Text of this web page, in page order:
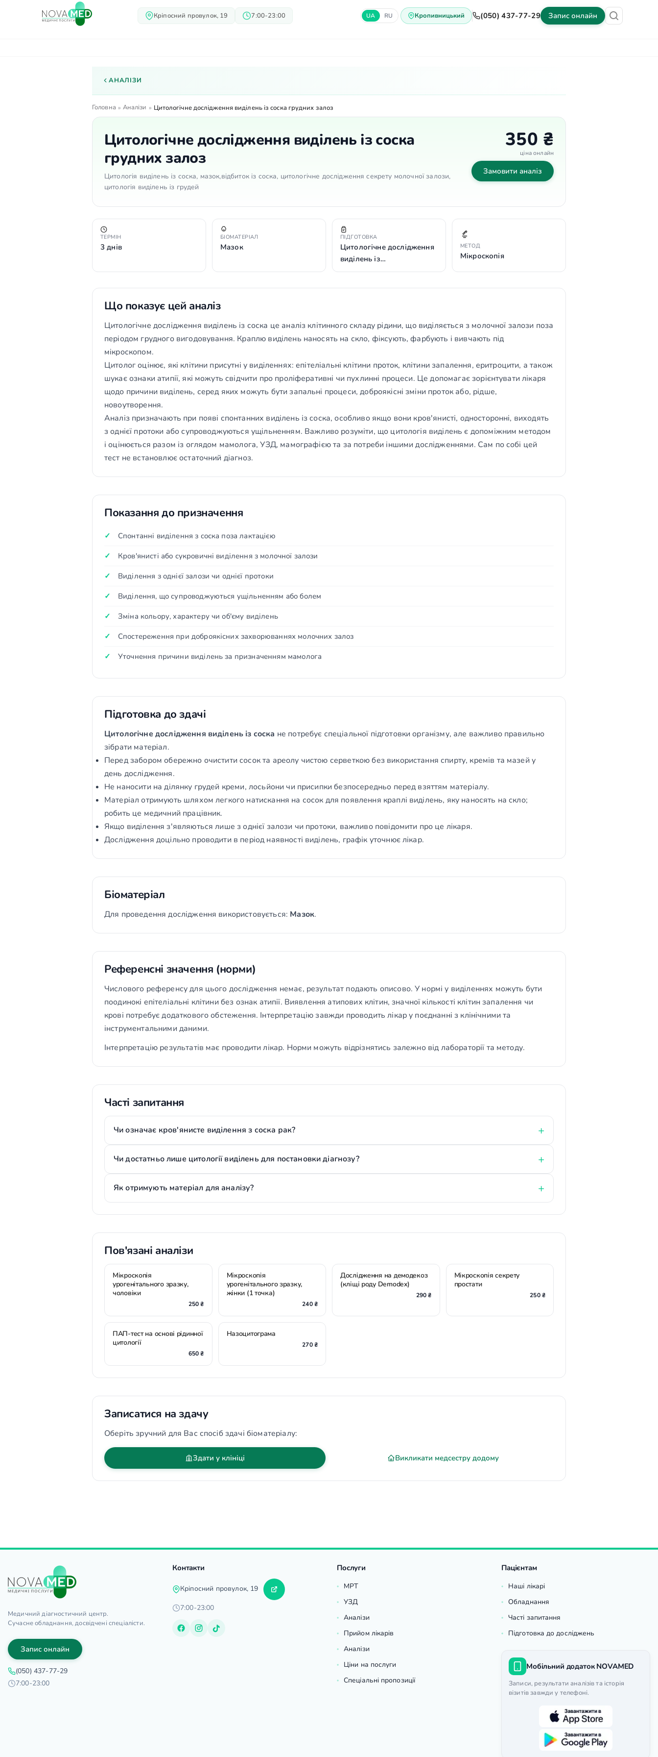
Кріпосний провулок, 19 7:00-23:00 UA RU Кропивницький (050) 437-77-29 Запис онлайн
АНАЛІЗИ
Головна » Аналізи » Цитологічне дослідження виділень із соска грудних залоз
Цитологічне дослідження виділень із соска
грудних залоз
Цитологія виділень із соска, мазок,відбиток із соска, цитологічне дослідження секрету молочної залози,
цитологія виділень із грудей
350 ₴
ціна онлайн
Замовити аналіз
ТЕРМІН
3 днів
БІОМАТЕРІАЛ
Мазок
ПІДГОТОВКА
Цитологічне дослідження
виділень із…
МЕТОД
Мікроскопія
Що показує цей аналіз
Цитологічне дослідження виділень із соска це аналіз клітинного складу рідини, що виділяється з молочної залози поза
періодом грудного вигодовування. Краплю виділень наносять на скло, фіксують, фарбують і вивчають під
мікроскопом.
Цитолог оцінює, які клітини присутні у виділеннях: епітеліальні клітини проток, клітини запалення, еритроцити, а також
шукає ознаки атипії, які можуть свідчити про проліферативні чи пухлинні процеси. Це допомагає зорієнтувати лікаря
щодо причини виділень, серед яких можуть бути запальні процеси, доброякісні зміни проток або, рідше,
новоутворення.
Аналіз призначають при появі спонтанних виділень із соска, особливо якщо вони кров'янисті, односторонні, виходять
з однієї протоки або супроводжуються ущільненням. Важливо розуміти, що цитологія виділень є допоміжним методом
і оцінюється разом із оглядом мамолога, УЗД, мамографією та за потреби іншими дослідженнями. Сам по собі цей
тест не встановлює остаточний діагноз.
Показання до призначення
Спонтанні виділення з соска поза лактацією
Кров'янисті або сукровичні виділення з молочної залози
Виділення з однієї залози чи однієї протоки
Виділення, що супроводжуються ущільненням або болем
Зміна кольору, характеру чи об'єму виділень
Спостереження при доброякісних захворюваннях молочних залоз
Уточнення причини виділень за призначенням мамолога
Підготовка до здачі
Цитологічне дослідження виділень із соска не потребує спеціальної підготовки організму, але важливо правильно
зібрати матеріал.
Перед забором обережно очистити сосок та ареолу чистою серветкою без використання спирту, кремів та мазей у
день дослідження.
Не наносити на ділянку грудей креми, лосьйони чи присипки безпосередньо перед взяттям матеріалу.
Матеріал отримують шляхом легкого натискання на сосок для появлення краплі виділень, яку наносять на скло;
робить це медичний працівник.
Якщо виділення з'являються лише з однієї залози чи протоки, важливо повідомити про це лікаря.
Дослідження доцільно проводити в період наявності виділень, графік уточнює лікар.
Біоматеріал
Для проведення дослідження використовується: Мазок.
Референсні значення (норми)
Числового референсу для цього дослідження немає, результат подають описово. У нормі у виділеннях можуть бути
поодинокі епітеліальні клітини без ознак атипії. Виявлення атипових клітин, значної кількості клітин запалення чи
крові потребує додаткового обстеження. Інтерпретацію завжди проводить лікар у поєднанні з клінічними та
інструментальними даними.
Інтерпретацію результатів має проводити лікар. Норми можуть відрізнятись залежно від лабораторії та методу.
Часті запитання
Чи означає кров'янисте виділення з соска рак?
Чи достатньо лише цитології виділень для постановки діагнозу?
Як отримують матеріал для аналізу?
Пов'язані аналізи
Мікроскопія
урогенітального зразку,
чоловіки
250 ₴
Мікроскопія
урогенітального зразку,
жінки (1 точка)
240 ₴
Дослідження на демодекоз
(кліщі роду Demodex)
290 ₴
Мікроскопія секрету
простати
250 ₴
ПАП-тест на основі рідинної
цитології
650 ₴
Назоцитограма
270 ₴
Записатися на здачу
Оберіть зручний для Вас спосіб здачі біоматеріалу:
Здати у клініці Викликати медсестру додому
Медичний діагностичний центр.
Сучасне обладнання, досвідчені спеціалісти.
Запис онлайн
(050) 437-77-29
7:00-23:00
Контакти
Кріпосний провулок, 19
7:00-23:00
Послуги
МРТ
УЗД
Аналізи
Прийом лікарів
Аналізи
Ціни на послуги
Спеціальні пропозиції
Пацієнтам
Наші лікарі
Обладнання
Часті запитання
Підготовка до досліджень
Мобільний додаток NOVAMED
Записи, результати аналізів та історія
візитів завжди у телефоні.